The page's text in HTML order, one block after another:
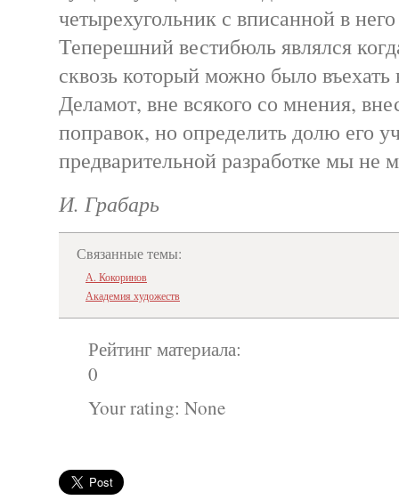
четырехугольник с вписанной в
Теперешний вестибюль являлся
сквозь который можно было въехать
Деламот, вне всякого со мнения,
поправок, но определить долю его
предварительной разработке мы не
И. Грабарь
Связанные темы:
А. Кокоринов
Академия художеств
Рейтинг материала:
0
Your rating: None